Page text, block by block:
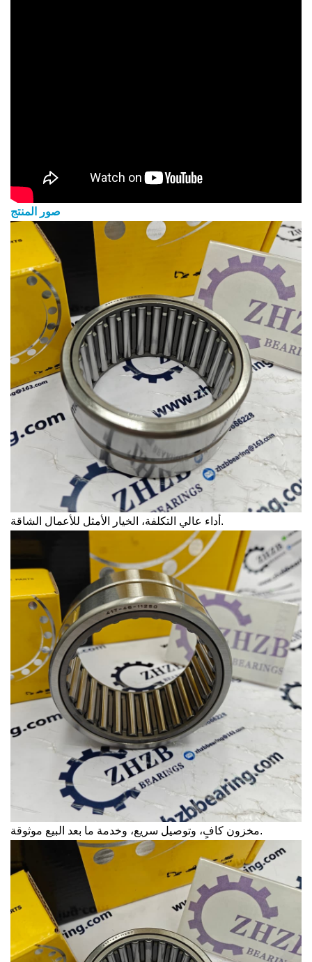
صور المنتج
أداء عالي التكلفة، الخيار الأمثل للأعمال الشاقة.
مخزون كافٍ، وتوصيل سريع، وخدمة ما بعد البيع موثوقة.